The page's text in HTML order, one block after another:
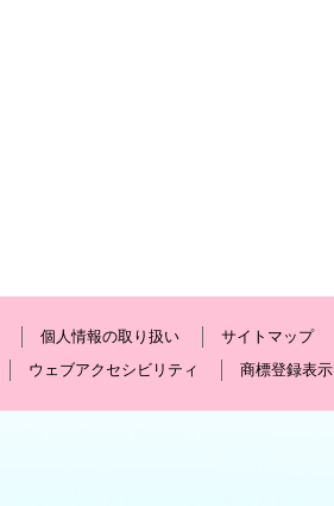
個人情報の取り扱い サイトマップ
ウェブアクセシビリティ 商標登録表示